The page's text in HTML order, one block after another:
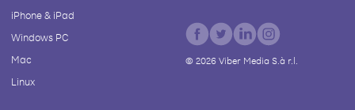
iPhone & iPad
Windows PC
Mac
Linux
© 2026Viber Media S.à r.l.